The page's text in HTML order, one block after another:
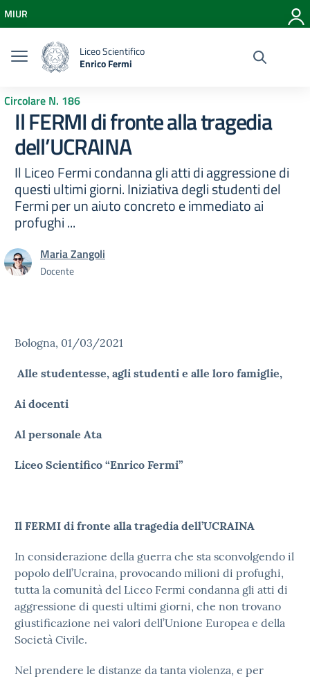
Vai al menu di navigazione
Vai al footer
MIUR
Liceo Scientifico
Enrico Fermi
Circolare N. 186
Il FERMI di fronte alla tragedia
dell’UCRAINA
Il Liceo Fermi condanna gli atti di aggressione di
questi ultimi giorni. Iniziativa degli studenti del
Fermi per un aiuto concreto e immediato ai
profughi ...
Maria Zangoli
Docente
Bologna, 01/03/2021
Alle studentesse, agli studenti e alle loro famiglie,
Ai docenti
Al personale Ata
Liceo Scientifico “Enrico Fermi”
Il FERMI di fronte alla tragedia dell’UCRAINA
In considerazione della guerra che sta sconvolgendo il
popolo dell’Ucraina, provocando milioni di profughi,
tutta la comunità del Liceo Fermi condanna gli atti di
aggressione di questi ultimi giorni, che non trovano
giustificazione nei valori dell’Unione Europea e della
Società Civile.
Nel prendere le distanze da tanta violenza, e per